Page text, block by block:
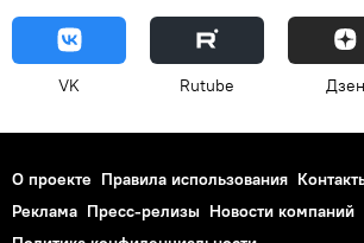
VK Rutube Дзен
О проекте Правила использования
Реклама Пресс-релизы Новости компаний